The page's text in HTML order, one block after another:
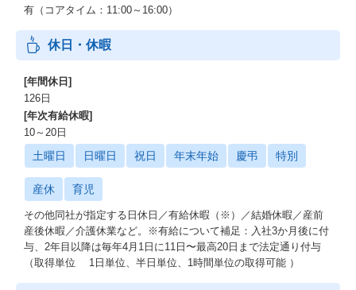
有（コアタイム：11:00～16:00）
休日・休暇
[年間休日]
126日
[年次有給休暇]
10～20日
土曜日 日曜日 祝日 年末年始 慶弔 特別
産休 育児
その他同社が指定する日休日／有給休暇（※）／結婚休暇／産前
産後休暇／介護休業など。※有給について補足：入社3か月後に付
与、2年目以降は毎年4月1日に11日〜最高20日まで法定通り付与
（取得単位 1日単位、半日単位、1時間単位の取得可能 ）